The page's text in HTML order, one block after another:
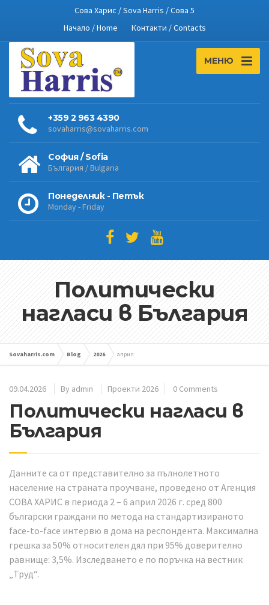
Сова Харис / Sova Harris / Сова 5
Начало / Home
Контакти / Contacts
МЕНЮ
+359 2 963 4390
sovaharris@sovaharris.com
София / Sofia
България / Bulgaria
Понеделник - Петък
Monday - Friday
Политически
нагласи в България
Sovaharris.com Blog 2026 април
09.04.2026 By admin Проекти 2026 0 Comments
Политически нагласи в
България
Данните са от представително за пълнолетното
население на страната проучване, проведено от Агенция
СОВА ХАРИС в периода 2 – 6 април 2026 г. сред 800
български граждани по метода на стандартизираното
face-to-face интервю в дома на респондента. Максимална
грешка за 50% относителен дял при 95% доверително
равнище: 3,5%. Изследването е по поръчка на вестник
„Труд“.